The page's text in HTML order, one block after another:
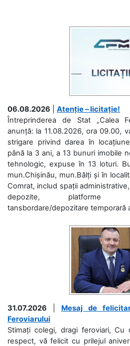
06.08.2026
Atenție – licitație!
Întreprinderea de Stat „Calea
anunță: la 11.08.2026, ora 09.00,
strigare privind darea în
până la 3 ani, a 13 bunuri imobile
tehnologic, expuse în 13 loturi.
mun.Chișinău, mun.Bălți și în
Comrat, includ spații
depozite, platforme
tansbordare/depozitare temporară
31.07.2026
Mesaj de
Feroviarului
Stimați colegi, dragi feroviari, Cu
respect, vă felicit cu prilejul